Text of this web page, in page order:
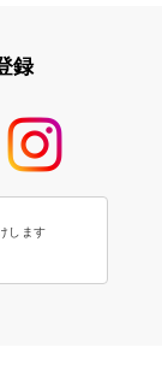
録
します